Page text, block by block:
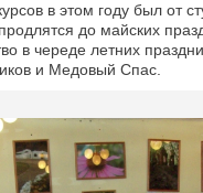
в этом году был от
до майских
в череде летних
и Медовый Спас.